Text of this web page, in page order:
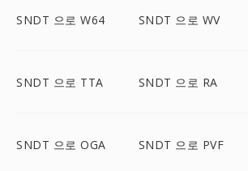
SNDT 으로 W64 SNDT 으로 WV
SNDT 으로 TTA SNDT 으로 RA
SNDT 으로 OGA SNDT 으로 PVF